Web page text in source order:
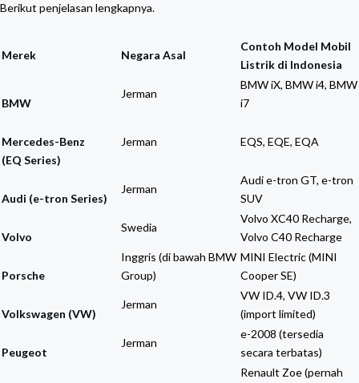
Berikut penjelasan lengkapnya.
Merek Negara Asal
Contoh Model Mobil
Listrik di Indonesia
BMW
Jerman
BMW iX, BMW i4, BMW
i7
Mercedes-Benz
(EQ Series)
Jerman EQS, EQE, EQA
Audi (e-tron Series)
Jerman
Audi e-tron GT, e-tron
SUV
Volvo
Swedia
Volvo XC40 Recharge,
Volvo C40 Recharge
Porsche
Inggris (di bawah BMW
Group)
MINI Electric (MINI
Cooper SE)
Volkswagen (VW)
Jerman
VW ID.4, VW ID.3
(import limited)
Peugeot
Jerman
e-2008 (tersedia
secara terbatas)
Renault Zoe (pernah